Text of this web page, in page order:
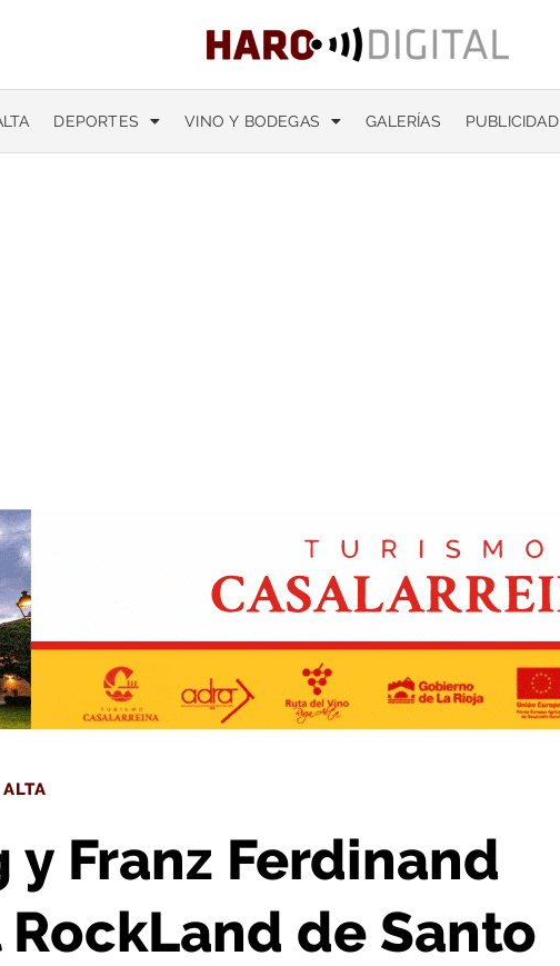
DEPORTES VINO Y BODEGAS GALERÍAS PUBLICIDAD
tocarán en el RockLand de Santo Domingo
Franz Ferdinand
de Santo